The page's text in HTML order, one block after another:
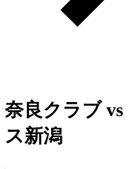
奈良クラブvs
ス新潟